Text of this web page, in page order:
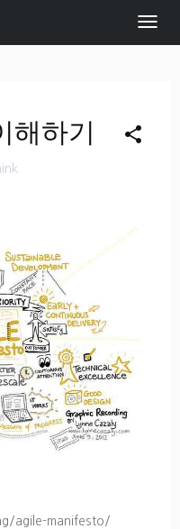
해하기 share
agile-manifesto/